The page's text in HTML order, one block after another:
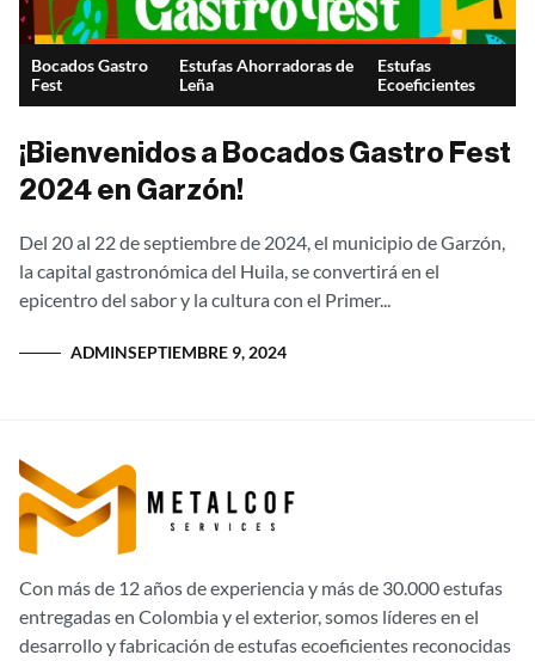
Bocados Gastro
Fest
Estufas Ahorradoras de
Leña
Estufas
Ecoeficientes
¡Bienvenidos a Bocados Gastro Fest
2024 en Garzón!
Del 20 al 22 de septiembre de 2024, el municipio de Garzón,
la capital gastronómica del Huila, se convertirá en el
epicentro del sabor y la cultura con el Primer...
ADMINSEPTIEMBRE 9, 2024
Con más de 12 años de experiencia y más de 30.000 estufas
entregadas en Colombia y el exterior, somos líderes en el
desarrollo y fabricación de estufas ecoeficientes reconocidas